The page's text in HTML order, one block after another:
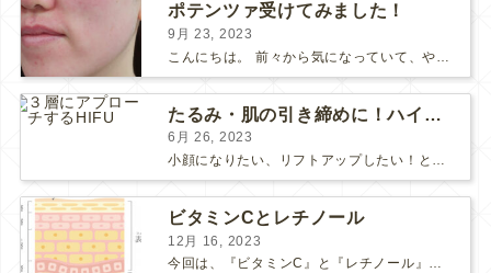
ポテンツァ受けてみました！
9月 23, 2023
たるみ・肌の引き締めに！ハイフとポテンツァどっちがいい？
6月 26, 2023
小顔になりたい、リフトアップしたい！という方で、 HIFUにしようか、 ポテンツァにしようか、 と迷っている方も多いようです。 HIFUもポテンツァも、たるみや肌の引き締め効果のある人気の...
ビタミンCとレチノール
12月 16, 2023
今回は、『ビタミンC』と『レチノール』についてお話しします。 “美肌成分”の代表的な存在である「ビタミンC」と「レチノール」 美容意識の高い皆さまなら耳にしたことがあると思います。 それ...